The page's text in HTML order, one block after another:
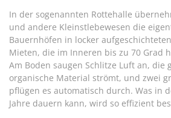
In der sogenannten Rottehalle
und andere Kleinstlebewesen die
Bauernhöfen in locker
Mieten, die im Inneren bis zu 70 Grad
Am Boden saugen Schlitze Luft an, die
organische Material strömt, und zwei
pflügen es automatisch durch. Was in
Jahre dauern kann, wird so effizient